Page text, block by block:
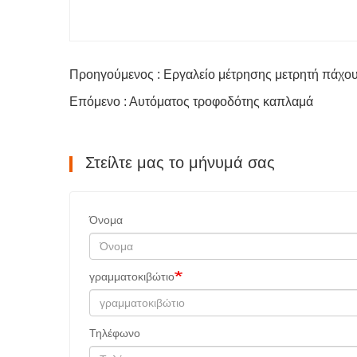
Προηγούμενος : Εργαλείο μέτρησης μετρητή
Επόμενο : Αυτόματος τροφοδότης καπλαμά
Στείλτε μας το μήνυμά σας
Όνομα
γραμματοκιβώτιο
Τηλέφωνο